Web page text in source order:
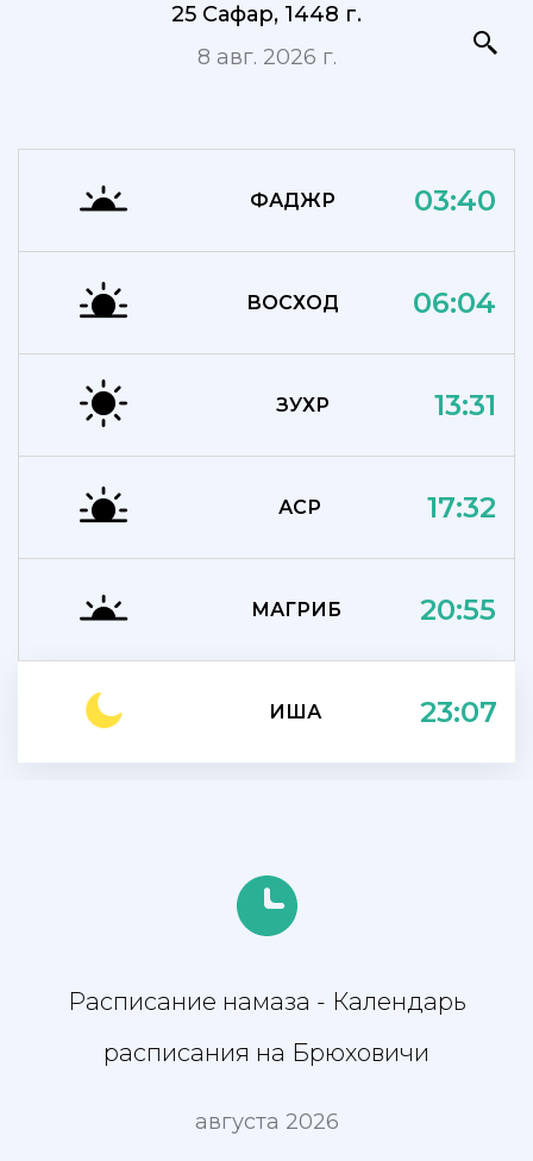
25 Сафар, 1448 г.
8 авг. 2026 г.
ФАДЖР 03:40
ВОСХОД 06:04
ЗУХР 13:31
АСР 17:32
МАГРИБ 20:55
ИША 23:07
Расписание намаза - Календарь
расписания на Брюховичи
августа 2026